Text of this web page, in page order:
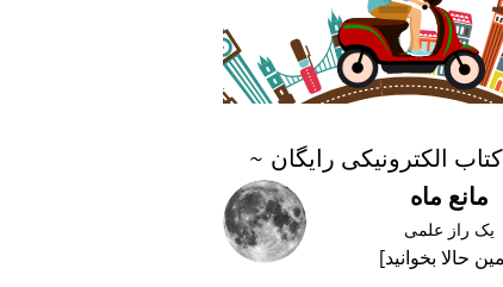
کتاب الکترونیکی رایگان ~
مانع ماه
یک راز علمی
حالا بخوانید]